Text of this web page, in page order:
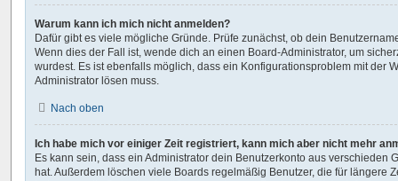
Warum kann ich mich nicht anmelden?
Dafür gibt es viele mögliche Gründe. Prüfe zunächst, ob dein
Wenn dies der Fall ist, wende dich an einen Board-Administrator, um
wurdest. Es ist ebenfalls möglich, dass ein Konfigurationsproblem mit der
Administrator lösen muss.
Nach oben
Ich habe mich vor einiger Zeit registriert, kann mich aber nicht mehr
Es kann sein, dass ein Administrator dein Benutzerkonto aus verschieden
hat. Außerdem löschen viele Boards regelmäßig Benutzer, die für längere